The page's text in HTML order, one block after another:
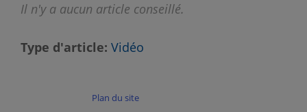
Il n'y a aucun article conseillé.
Type d'article Vidéo
Plan du site